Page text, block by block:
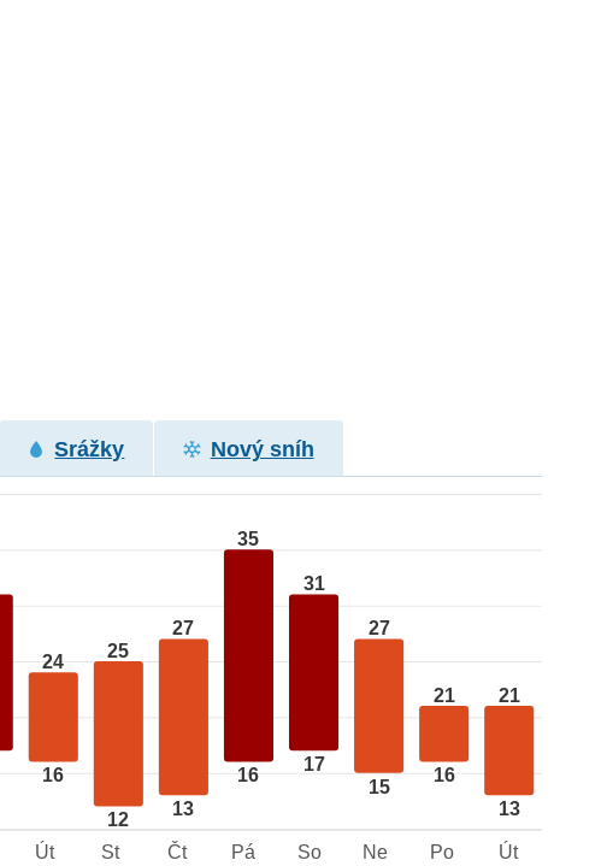
Srážky Nový sníh
24
16
25
12
27
13
35
16
31
17
27
15
21
16
21
13
Út St Čt Pá So Ne Po Út